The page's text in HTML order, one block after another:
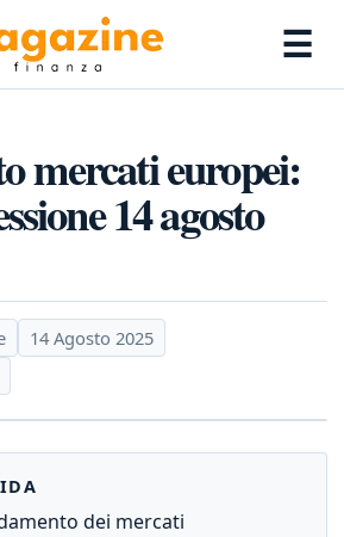
☰
mercati europei:
14 agosto
14 Agosto 2025
dei mercati